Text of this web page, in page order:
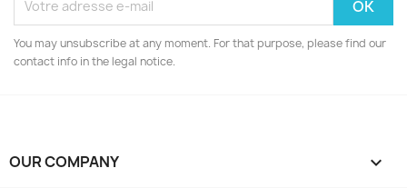
You may unsubscribe at any moment. For that purpose, please find our
contact info in the legal notice.
OUR COMPANY 